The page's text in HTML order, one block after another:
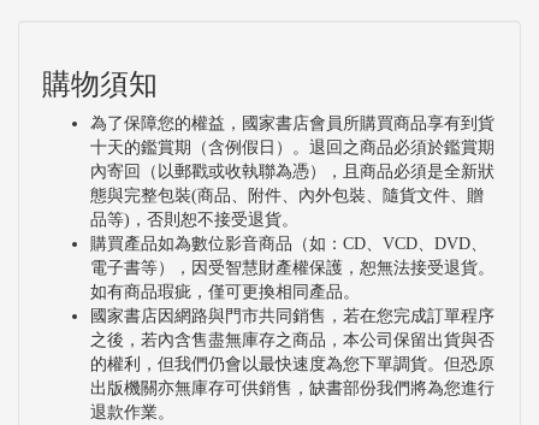
購物須知
為了保障您的權益，國家書店會員所購買商品享有到貨
十天的鑑賞期（含例假日）。退回之商品必須於鑑賞期
內寄回（以郵戳或收執聯為憑），且商品必須是全新狀
態與完整包裝(商品、附件、內外包裝、隨貨文件、贈
品等)，否則恕不接受退貨。
購買產品如為數位影音商品（如：CD、VCD、DVD、
電子書等），因受智慧財產權保護，恕無法接受退貨。
如有商品瑕疵，僅可更換相同產品。
國家書店因網路與門市共同銷售，若在您完成訂單程序
之後，若內含售盡無庫存之商品，本公司保留出貨與否
的權利，但我們仍會以最快速度為您下單調貨。但恐原
出版機關亦無庫存可供銷售，缺書部份我們將為您進行
退款作業。